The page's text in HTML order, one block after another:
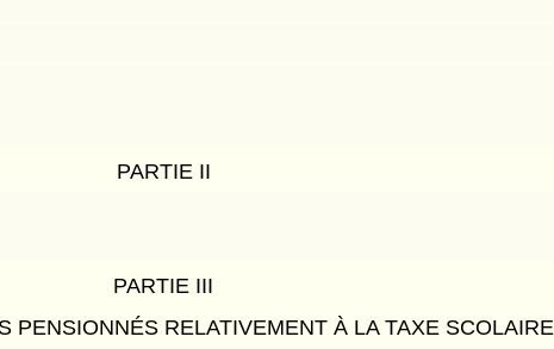
PARTIE II
PARTIE III
PENSIONNÉS RELATIVEMENT À LA TAXE SCOLAIRE